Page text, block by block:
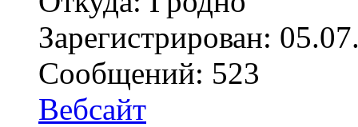
Зарегистрирован:
Сообщений: 523
Вебсайт